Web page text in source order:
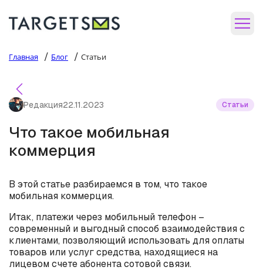
Главная / Блог / Статьи
Редакция22.11.2023 Статьи
Что такое мобильная
коммерция
В этой статье разбираемся в том, что такое
мобильная коммерция.
Итак, платежи через мобильный телефон –
современный и выгодный способ взаимодействия с
клиентами, позволяющий использовать для оплаты
товаров или услуг средства, находящиеся на
лицевом счете абонента сотовой связи.